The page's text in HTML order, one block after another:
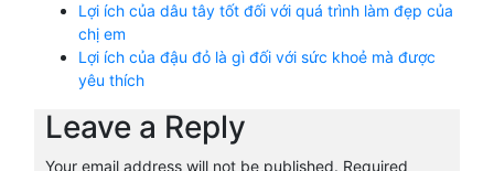
Lợi ích của dâu tây tốt đối với quá trình làm đẹp của
chị em
Lợi ích của đậu đỏ là gì đối với sức khoẻ mà được
yêu thích
Leave a Reply
Your email address will not be published. Required